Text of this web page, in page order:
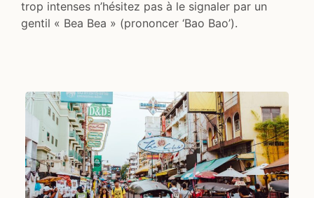
trop intenses n’hésitez pas à le signaler par un
gentil « Bea Bea » (prononcer ‘Bao Bao’).